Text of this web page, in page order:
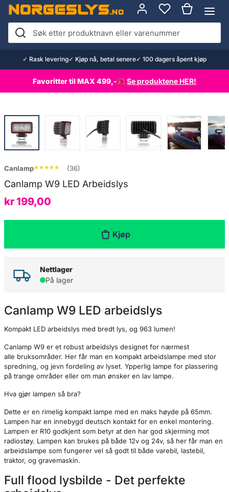
Hopp
innhold
Søk
etter
produktnavn
varenummer
✓ Rask levering✓ Kjøp nå, betal senere✓ 100 dagers åpent kjøp
Favoritter til MAX 499,- Se produktene HER!
Canlamp★★★★★
★★★★★ (36)
Canlamp W9 LED Arbeidslys
kr199,00
Kjøp
Nettlager
På lager
Canlamp W9 LED arbeidslys
Kompakt LED arbeidslys med bredt lys, og 963 lumen!
Canlamp W9 er et robust arbeidslys designet for nærmest
alle bruksområder. Her får man en kompakt arbeidslampe med stor
spredning, og jevn fordeling av lyset. Ypperlig lampe for plassering
på trange områder eller om man ønsker en lav lampe.
Hva gjør lampen så bra?
Dette er en rimelig kompakt lampe med en maks høyde på 65mm.
Lampen har en innebygd deutsch kontakt for en enkel montering.
Lampen er R10 godkjent som betyr at den har god skjerming mot
radiostøy. Lampen kan brukes på både 12v og 24v, så her får man en
arbeidslampe som fungerer vel så godt til både varebil, lastebil,
traktor, og gravemaskin.
Full flood lysbilde - Det perfekte